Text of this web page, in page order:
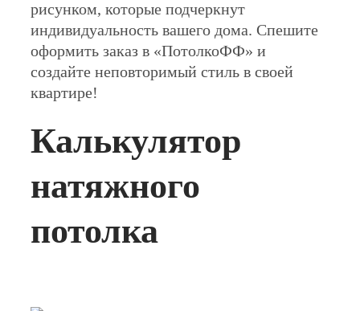
рисунком, которые подчеркнут
индивидуальность вашего дома. Спешите
оформить заказ в «ПотолкоФФ» и
создайте неповторимый стиль в своей
квартире!
Калькулятор
натяжного
потолка